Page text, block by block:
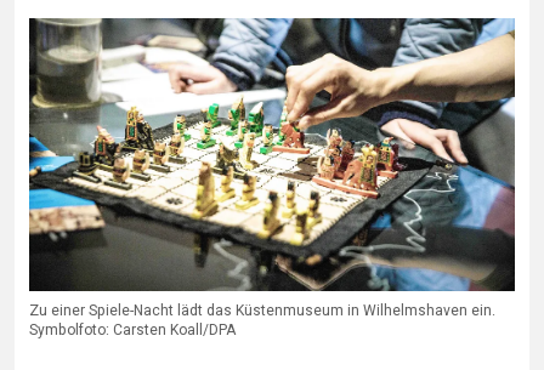
Zu einer Spiele-Nacht lädt das Küstenmuseum in Wilhelmshaven ein.
Symbolfoto: Carsten Koall/DPA